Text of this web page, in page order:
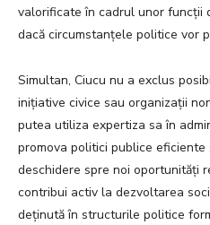
valorificate în cadrul unor funcții
dacă circumstanțele politice vor
Simultan, Ciucu nu a exclus
inițiative civice sau organizații
putea utiliza expertiza sa în
promova politici publice eficiente
deschidere spre noi oportunități
contribui activ la dezvoltarea
deținută în structurile politice